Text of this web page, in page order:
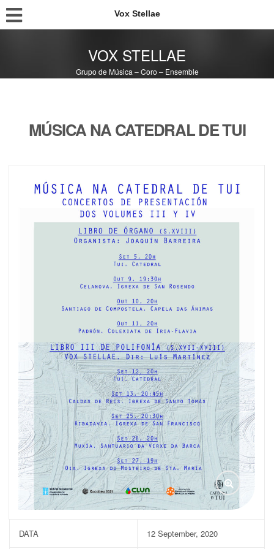
Vox Stellae
VOX STELLAE
Grupo de Música – Coro – Ensemble
MÚSICA NA CATEDRAL DE TUI
DATA 12 September, 2020